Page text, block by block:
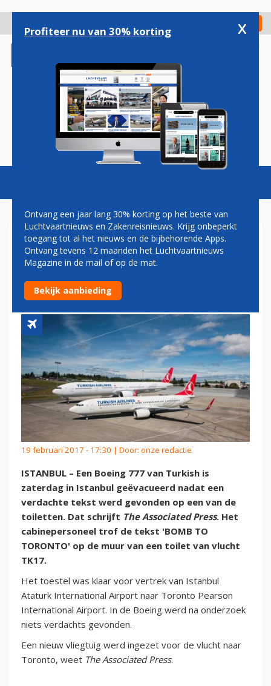
gaan
Check in
Magazine Podcasts Vacatures
VLIEGTUIG TURKISH
AIRLINES ONTRUIMD NA
BOMTEKST IN TOILET
19 februari 2017 - 17:30 | Door: onze redactie
ISTANBUL – Een Boeing 777 van Turkish is
zaterdag in Istanbul geëvacueerd nadat een
verdachte tekst werd gevonden op een van de
toiletten. Dat schrijft The Associated Press. Het
cabinepersoneel trof de tekst 'BOMB TO
TORONTO' op de muur van een toilet van vlucht
TK17.
Het toestel was klaar voor vertrek van Istanbul
Ataturk International Airport naar Toronto Pearson
International Airport. In de Boeing werd na onderzoek
niets verdachts gevonden.
Een nieuw vliegtuig werd ingezet voor de vlucht naar
Toronto, weet The Associated Press.
Profiteer nu van 30% korting x
Ontvang een jaar lang 30% korting op het beste van
Luchtvaartnieuws en Zakenreisnieuws. Krijg onbeperkt
toegang tot al het nieuws en de bijbehorende Apps.
Ontvang tevens 12 maanden het Luchtvaartnieuws
Magazine in de mail of op de mat.
Bekijk aanbieding